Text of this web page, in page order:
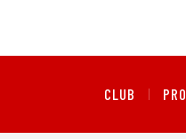
CLUB